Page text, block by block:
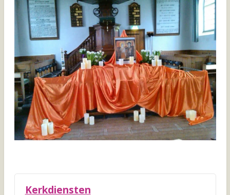
Kerkdiensten